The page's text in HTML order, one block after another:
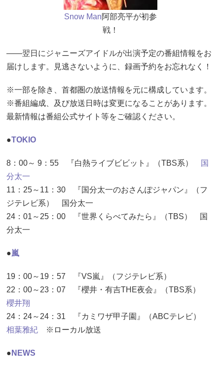
Snow Man阿部亮平が初参
戦！
――翌日にジャニーズアイドルが出演予定の番組情報をお
届けします。見逃さないように、録画予約をお忘れなく！
※一部を除き、首都圏の放送情報を元に構成しています。
※番組編成、及び放送日時は変更になることがあります。
最新情報は番組公式サイト等をご確認ください。
●TOKIO
8：00～ 9：55 『白熱ライブビビット』（TBS系）
国
分太一
11：25～11：30 『国分太一のおさんぽジャパン』（フ
ジテレビ系） 国分太一
24：01～25：00 『世界くらべてみたら』（TBS） 国
分太一
●嵐
19：00～19：57 『VS嵐』（フジテレビ系）
22：00～23：07 『櫻井・有吉THE夜会』（TBS系）
櫻井翔
24：24～24：31 『カミワザ甲子園』（ABCテレビ）
相葉雅紀 ※ローカル放送
● NEWS